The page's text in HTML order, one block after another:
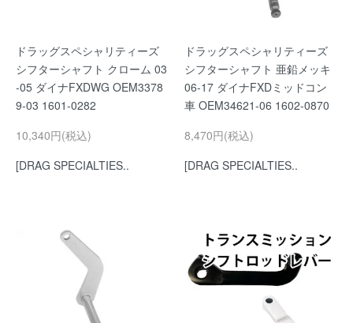
ドラッグスペシャリティーズ
シフターシャフト クローム 03
-05 ダイナFXDWG OEM3378
9-03 1601-0282
10,340円(税込)
[DRAG SPECIALTIES..
ドラッグスペシャリティーズ
シフターシャフト 亜鉛メッキ
06-17 ダイナFXDミッドコン
車 OEM34621-06 1602-0870
8,470円(税込)
[DRAG SPECIALTIES..